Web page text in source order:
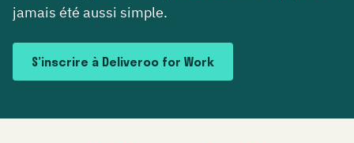
jamais été aussi simple.
S’inscrire à Deliveroo for Work